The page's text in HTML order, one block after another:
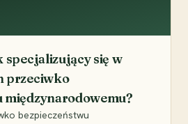
specjalizujący się w
przeciwko
międzynarodowemu?
bezpieczeństwu